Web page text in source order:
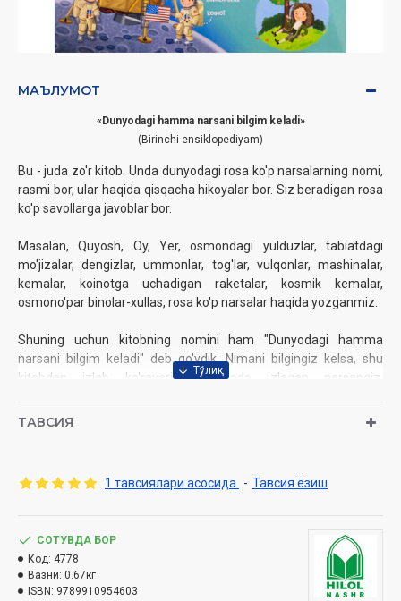
МАЪЛУМОТ
«Dunyodagi hamma narsani bilgim keladi»
(Birinchi ensiklopediyam)
Bu - juda zo'r kitob. Unda dunyodagi rosa ko'p narsalarning nomi,
rasmi bor, ular haqida qisqachа hikoyalar bor. Siz beradigan rosa
ko'p savollarga javoblar bor.
Masalan, Quyosh, Oy, Yer, osmondagi yulduzlar, tabiatdagi
mo'jizalar, dengizlar, ummonlar, tog'lar, vulqonlar, mashinalar,
kemalar, koinotga uchadigan raketalar, kosmik kemalar,
osmono'par binolar-xullas, rosa ko'p narsalar haqida yozganmiz.
Shuning uchun kitobning nomini ham "Dunyodagi hamma
narsani bilgim keladi" deb qo'ydik. Nimani bilgingiz kelsa, shu
kitobdan izlab ko'ravering. Mabodo izlagan narsangiz,
yozib yuboring, kitob keyingi safar chiqqanda o'shа narsani ham
joyini tushunmay qolsangiz, bir varaq qog'ozga yozib qo'ying.
Tarjimon:Mirnosir Hasan
Nashriyot:«Erkin tarjima nashr» nashriyot-matbaasi
ТАВСИЯ
1 тавсиялари асосида. - Тавсия ёзиш
СОТУВДА БОР
Код: 4778
Вазни: 0.67кг
ISBN: 9789910954603